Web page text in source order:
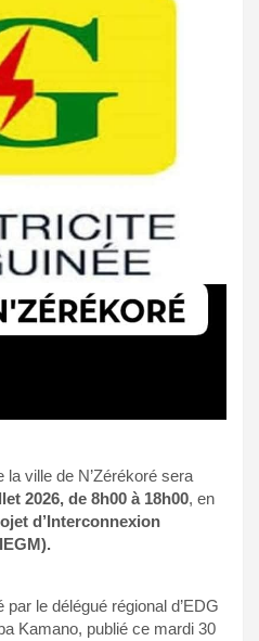
ville de N’Zérékoré sera
2026, de 8h00 à 18h00, en
d’Interconnexion
le délégué régional d’EDG
Kamano, publié ce mardi 30